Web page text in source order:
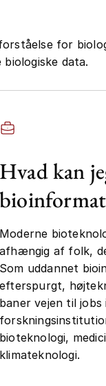
for
data.
Hvad kan
Moderne
afhængig af folk,
Som uddannet
efterspurgt,
baner vejen til
bioteknologi,
klimateknologi.